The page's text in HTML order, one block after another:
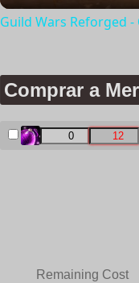
Guild Wars Reforged
Comprar a
Remaining Cost